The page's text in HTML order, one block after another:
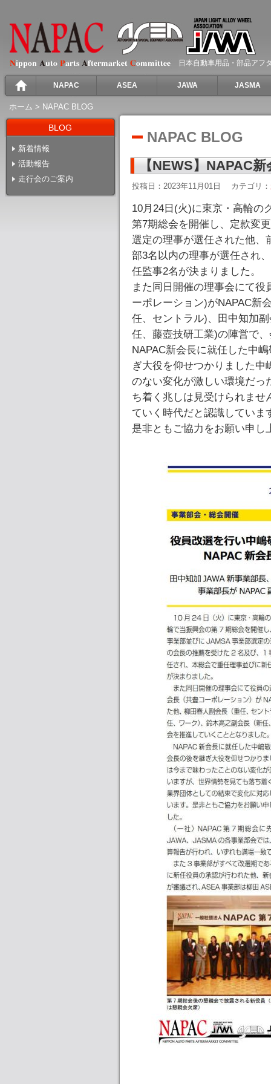
日本自動車用品・部品アフ
NAPAC ASEA JAWA JASMA
ホーム > NAPAC BLOG
BLOG
新着情報
活動報告
走行会のご案内
NAPAC BLOG
【NEWS】NAPAC
投稿日：2023年11月01日 カテゴリ：
10月24日(火)に東京・高輪の
第7期総会を開催し、定款変
選定の理事が選任された他、
部3名以内の理事が選任され
任監事2名が決まりました。
また同日開催の理事会にて
ーポレーション)がNAPAC新
任、セントラル)、田中知加
任、藤壺技研工業)の陣営で
NAPAC新会長に就任した中
ぎ大役を仰せつかりました
のない変化が激しい環境だっ
ち着く兆しは見受けられませ
ていく時代だと認識していま
是非ともご協力をお願い申し